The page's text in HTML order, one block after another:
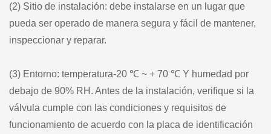
(2) Sitio de instalación: debe instalarse en un lugar que
pueda ser operado de manera segura y fácil de mantener,
inspeccionar y reparar.
(3) Entorno: temperatura-20 ℃ ~ + 70 ℃ Y humedad por
debajo de 90% RH. Antes de la instalación, verifique si la
válvula cumple con las condiciones y requisitos de
funcionamiento de acuerdo con la placa de identificación